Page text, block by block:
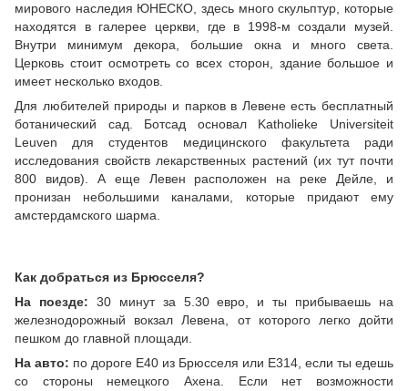
мирового наследия ЮНЕСКО, здесь много скульптур, которые
находятся в галерее церкви, где в 1998-м создали музей.
Внутри минимум декора, большие окна и много света.
Церковь стоит осмотреть со всех сторон, здание большое и
имеет несколько входов.
Для любителей природы и парков в Левене есть бесплатный
ботанический сад. Ботсад основал Katholieke Universiteit
Leuven для студентов медицинского факультета ради
исследования свойств лекарственных растений (их тут почти
800 видов). А еще Левен расположен на реке Дейле, и
пронизан небольшими каналами, которые придают ему
амстердамского шарма.
Как добраться из Брюсселя?
На поезде: 30 минут за 5.30 евро, и ты прибываешь на
железнодорожный вокзал Левена, от которого легко дойти
пешком до главной площади.
На авто: по дороге Е40 из Брюсселя или Е314, если ты едешь
со стороны немецкого Ахена. Если нет возможности